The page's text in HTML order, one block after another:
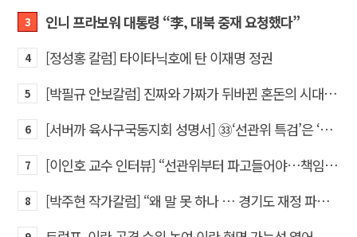
3 인니 프라보워 대통령 “李, 대북 중재 요청했다”
4 [정성홍 칼럼] 타이타닉호에 탄 이재명 정권
5 [박필규 안보칼럼] 진짜와 가짜가 뒤바뀐 혼돈의 시대, 안보 파탄은 막아야
6 [서버까 육사구국동지회 성명서] ㉝‘선관위 특검’은 ‘부정선거 특검’으로 명명하고 박주현 변호사를 ‘특검’으로 임명하라!
7 [이인호 교수 인터뷰] “선관위부터 파고들어야…책임자 직접 고발하라”
8 [박주현 작가칼럼] “왜 말 못 하나 … 경기도 재정 파탄의 진짜 원인을”